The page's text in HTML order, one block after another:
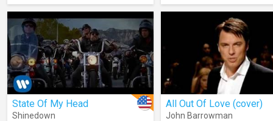
State Of My Head
Shinedown
All Out Of Love (cover)
John Barrowman